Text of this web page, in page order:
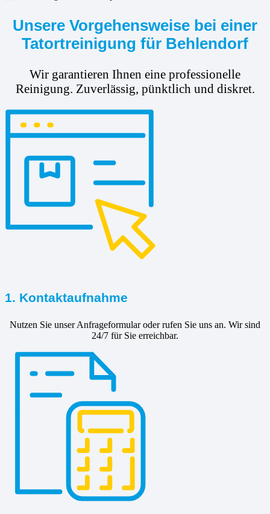
Unsere Vorgehensweise bei einer
Tatortreinigung für Behlendorf
Wir garantieren Ihnen eine professionelle
Reinigung. Zuverlässig, pünktlich und diskret.
1. Kontaktaufnahme
Nutzen Sie unser Anfrageformular oder rufen Sie uns an. Wir sind
24/7 für Sie erreichbar.